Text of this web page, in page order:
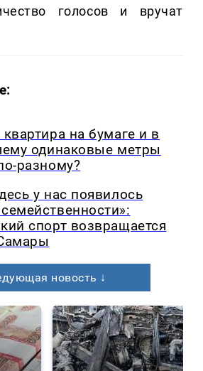
голосов и вручат
на бумаге и в
одинаковые метры
разному?
у нас появилось
спорт возвращается
новость ↓